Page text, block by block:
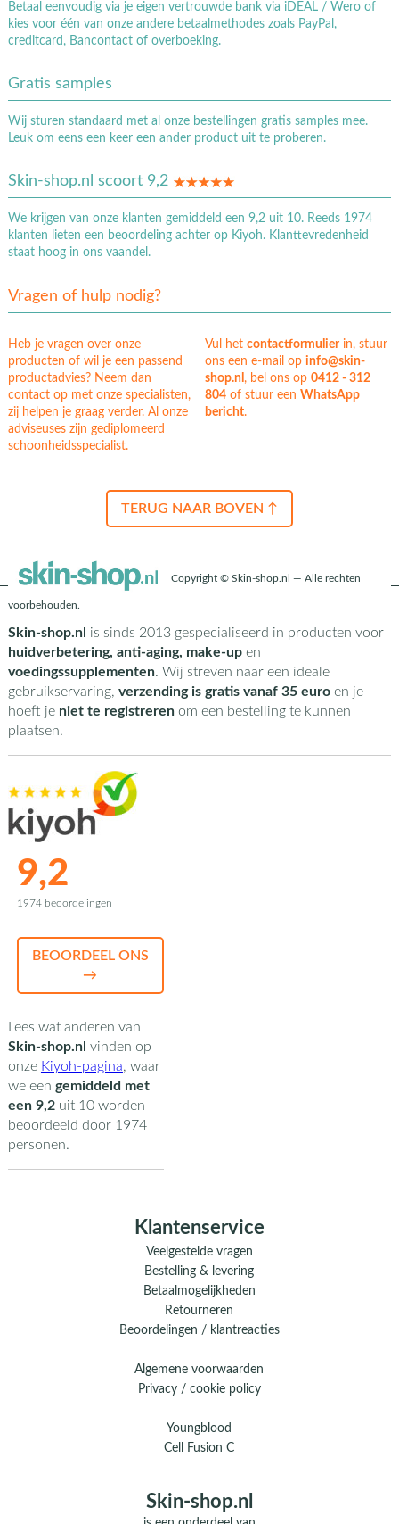
Betaal eenvoudig via je eigen vertrouwde bank via iDEAL / Wero of
kies voor één van onze andere betaalmethodes zoals PayPal,
creditcard, Bancontact of overboeking.
Gratis samples
Wij sturen standaard met al onze bestellingen gratis samples mee.
Leuk om eens een keer een ander product uit te proberen.
Skin-shop.nl scoort 9,2
We krijgen van onze klanten gemiddeld een 9,2 uit 10. Reeds 1974
klanten lieten een beoordeling achter op Kiyoh. Klanttevredenheid
staat hoog in ons vaandel.
Vragen of hulp nodig?
Heb je vragen over onze
producten of wil je een passend
productadvies? Neem dan
contact op met onze specialisten,
zij helpen je graag verder. Al onze
adviseuses zijn gediplomeerd
schoonheidsspecialist.
Vul hetcontactformulierin, stuur
ons een e-mail opinfo@skin-
shop.nl , bel ons op0412 - 312
804 of stuur eenWhatsApp
bericht.
TERUG NAAR BOVEN ↑
Copyright © Skin-shop.nl — Alle rechten
voorbehouden.
Skin-shop.nl is sinds 2013 gespecialiseerd in producten voor
huidverbetering, anti-aging, make-upen
voedingssupplementen. Wij streven naar een ideale
gebruikservaring, verzending is gratis vanaf 35 euroen je
hoeft je niet te registrerenom een bestelling te kunnen
plaatsen.
9,2
1974 beoordelingen
BEOORDEEL ONS
→
Lees wat anderen van
Skin-shop.nl vinden op
onze Kiyoh-pagina, waar
we een gemiddeld met
een 9,2uit 10worden
beoordeeld door 1974
personen.
Klantenservice
Veelgestelde vragen
Bestelling & levering
Betaalmogelijkheden
Retourneren
Beoordelingen / klantreacties
Algemene voorwaarden
Privacy / cookie policy
Youngblood
Cell Fusion C
Skin-shop.nl